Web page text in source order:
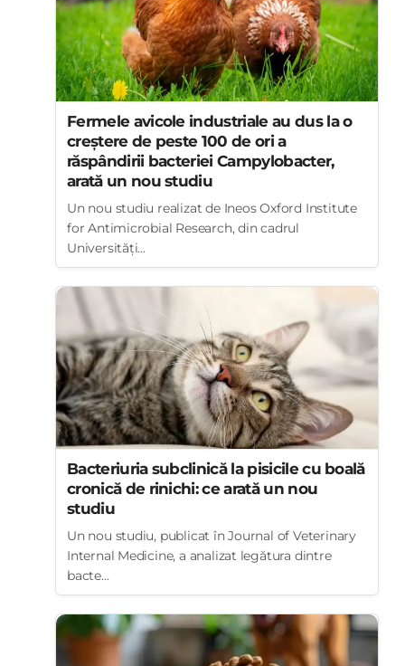
Fermele avicole industriale au dus la o
creștere de peste 100 de ori a
răspândirii bacteriei Campylobacter,
arată un nou studiu
Un nou studiu realizat de Ineos Oxford Institute
for Antimicrobial Research, din cadrul
Universități...
Bacteriuria subclinică la pisicile cu boală
cronică de rinichi: ce arată un nou
studiu
Un nou studiu, publicat în Journal of Veterinary
Internal Medicine, a analizat legătura dintre
bacte...